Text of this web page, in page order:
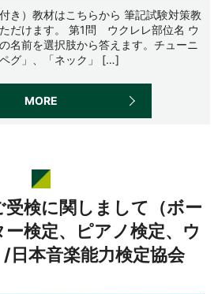
き）教材はこちらから 筆記試験対策教
だけます。 第1問 ウクレレ部位名 ウ
名前を選択肢から答えます。チューニ
グ」、「ネック」 […]
MORE
検に関しまして（ボー
検定、ピアノ検定、ウ
日本音楽能力検定協会